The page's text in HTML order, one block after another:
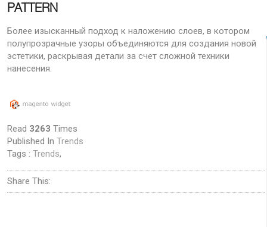
PATTERN
Более изысканный подход к наложению слоев, в котором
полупрозрачные узоры объединяются для создания новой
эстетики, раскрывая детали за счет сложной техники
нанесения.
Read 3263 Times
Published In Trends
Tags : Trends,
Share This: